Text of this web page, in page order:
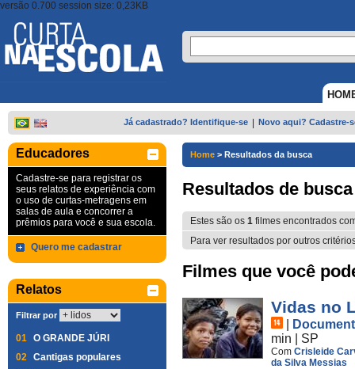
versão 0.700 session size: 0,23KB
Já cadastrado? Identifique-se Novo aqui? Cadastre-
Educadores
Cadastre-se para registrar os
seus relatos de experiência com
o uso de curtas-metragens em
salas de aula e concorrer a
prêmios para você e sua escola.
Quero me cadastrar
Relatos
Filtrar por
01 O GRANDE JÚRI
02 Cantigas populares
Home > Resultados da busca
Resultados de busca
Estes são os 1 filmes encontrados
Para ver resultados por outros
Filmes que você
Vidas no
min
SP
Com Crisleide
da Silva Messias